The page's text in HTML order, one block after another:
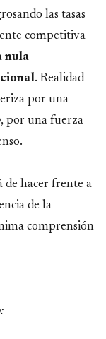
las tasas
competitiva
nula
. Realidad
por una
, por una fuerza
de hacer frente a
de la
comprensión